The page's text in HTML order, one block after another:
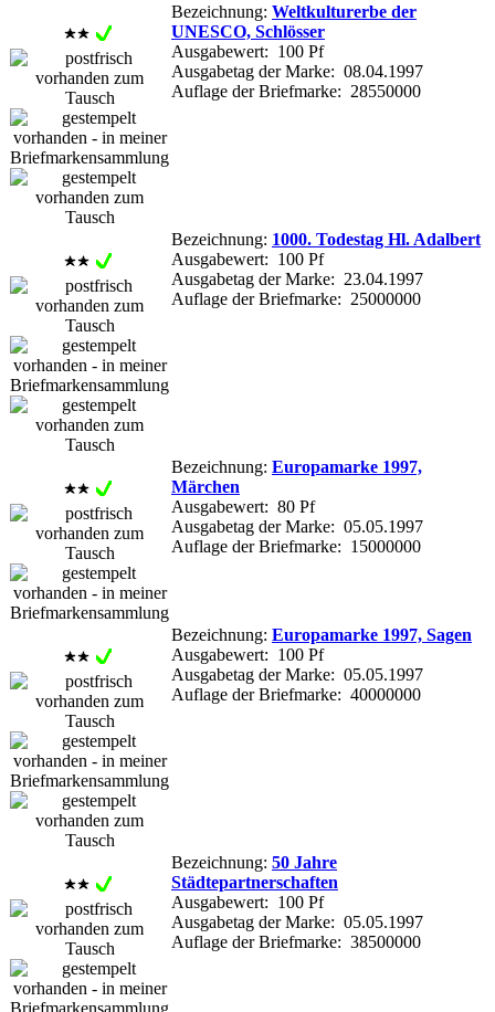
Bezeichnung: Weltkulturerbe der
UNESCO, Schlösser
Ausgabewert: 100 Pf
Ausgabetag der Marke: 08.04.1997
Auflage der Briefmarke: 28550000
Bezeichnung: 1000. Todestag Hl. Adalbert
Ausgabewert: 100 Pf
Ausgabetag der Marke: 23.04.1997
Auflage der Briefmarke: 25000000
Bezeichnung: Europamarke 1997,
Märchen
Ausgabewert: 80 Pf
Ausgabetag der Marke: 05.05.1997
Auflage der Briefmarke: 15000000
Bezeichnung: Europamarke 1997, Sagen
Ausgabewert: 100 Pf
Ausgabetag der Marke: 05.05.1997
Auflage der Briefmarke: 40000000
Bezeichnung: 50 Jahre
Städtepartnerschaften
Ausgabewert: 100 Pf
Ausgabetag der Marke: 05.05.1997
Auflage der Briefmarke: 38500000